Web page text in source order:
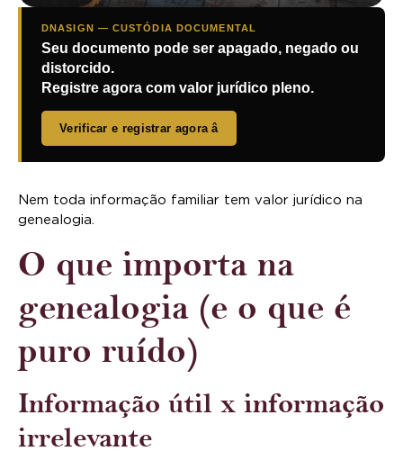
DNASIGN — CUSTÓDIA DOCUMENTAL
Seu documento pode ser apagado, negado ou
distorcido.
Registre agora com valor jurídico pleno.
Verificar e registrar agora â
Nem toda informação familiar tem valor jurídico na
genealogia.
O que importa na
genealogia (e o que é
puro ruído)
Informação útil x informação
irrelevante